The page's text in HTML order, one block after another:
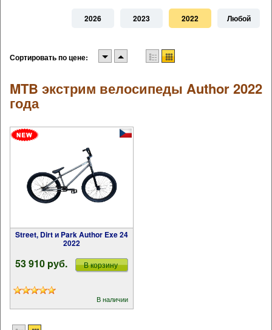
2026 2023 2022 Любой
Сортировать по цене:
MTB экстрим велосипеды Author 2022
года
Street, Dirt и Park Author Exe 24
2022
53 910 pуб. В корзину
В наличии